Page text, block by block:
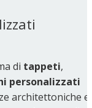
di tappeti,
personalizzati
architettoniche e